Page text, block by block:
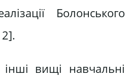
Болонського
інші вищі навчальні